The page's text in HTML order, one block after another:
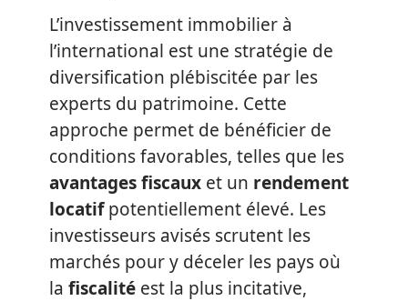
L’investissement immobilier à
l’international est une stratégie de
diversification plébiscitée par les
experts du patrimoine. Cette
approche permet de bénéficier de
conditions favorables, telles que les
avantages fiscaux et un rendement
locatifpotentiellement élevé. Les
investisseurs avisés scrutent les
marchés pour y déceler les pays où
la fiscalité est la plus incitative,